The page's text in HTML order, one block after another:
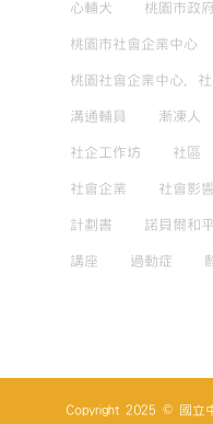
心輔犬 桃園市政
桃園市社會企業中心
桃園社會企業中心，
溝通輔具 漸凍人
社企工作坊 社區
社會企業 社會影
計劃書 諾貝爾和
講座 過動症
Copyright 2025 © 國立